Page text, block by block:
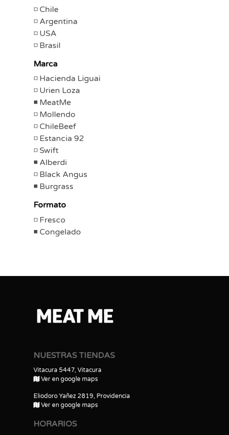
Chile
Argentina
USA
Brasil
Marca
Hacienda Liguai
Urien Loza
MeatMe
Mollendo
ChileBeef
Estancia 92
Swift
Alberdi
Black Angus
Burgrass
Formato
Fresco
Congelado
NUESTRAS TIENDAS
Vitacura 5447, Vitacura
Ver en google maps
Eliodoro Yañez 2819, Providencia
Ver en google maps
HORARIOS